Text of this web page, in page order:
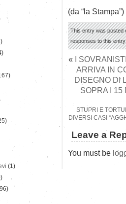
(da “la Stampa”)
This entry was posted
responses to this
« I
ARRIVA IN
DISEGNO DI
SOPRA I 15
STUPRI E
DIVERSI CASI
Leave a
You must be
(1)